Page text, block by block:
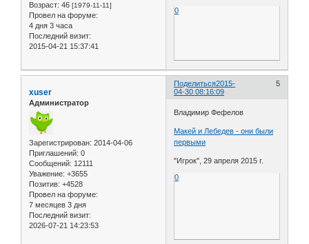
Возраст: 46 [1979-11-11]
Провел на форуме:
4 дня 3 часа
Последний визит:
2015-04-21 15:37:41
0
Поделиться 5
2015-
04-30 08:16:09
xuser
Администратор
Зарегистрирован: 2014-04-06
Приглашений: 0
Сообщений: 12111
Уважение: +3655
Позитив: +4528
Провел на форуме:
7 месяцев 3 дня
Последний визит:
2026-07-21 14:23:53
Владимир Фефелов
Макей и Лебедев - они были
первыми
"Игрок", 29 апреля 2015 г.
0